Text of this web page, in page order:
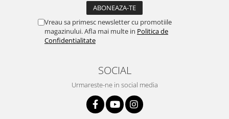
Vreau sa primesc newsletter cu promotiile
magazinului. Afla mai multe in Politica de
Confidentialitate
SOCIAL
Urmareste-ne in social media